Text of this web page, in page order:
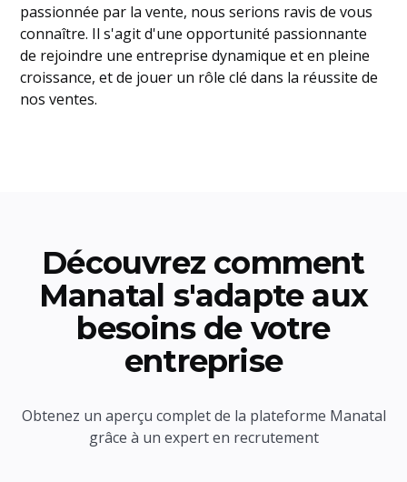
passionnée par la vente, nous serions ravis de vous
connaître. Il s'agit d'une opportunité passionnante
de rejoindre une entreprise dynamique et en pleine
croissance, et de jouer un rôle clé dans la réussite de
nos ventes.
Découvrez comment
Manatal s'adapte aux
besoins de votre
entreprise
Obtenez un aperçu complet de la plateforme Manatal
grâce à un expert en recrutement